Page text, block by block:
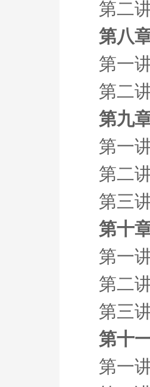
第二
第八
第一
第二
第九
第一
第二
第三
第十
第一
第二
第三
第十
第一